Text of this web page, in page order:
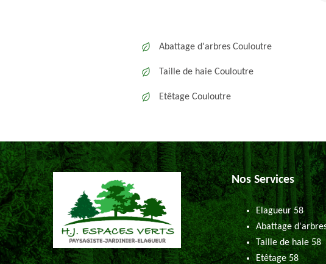
Abattage d'arbres Couloutre
Taille de haie Couloutre
Etêtage Couloutre
Nos Services
Elagueur 58
Abattage
Taille de haie 58
Etêtage 58